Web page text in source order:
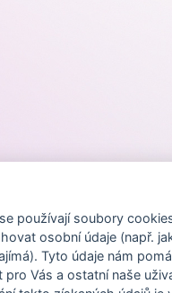
používají soubory
osobní údaje (např.
Tyto údaje nám
Vás a ostatní naše